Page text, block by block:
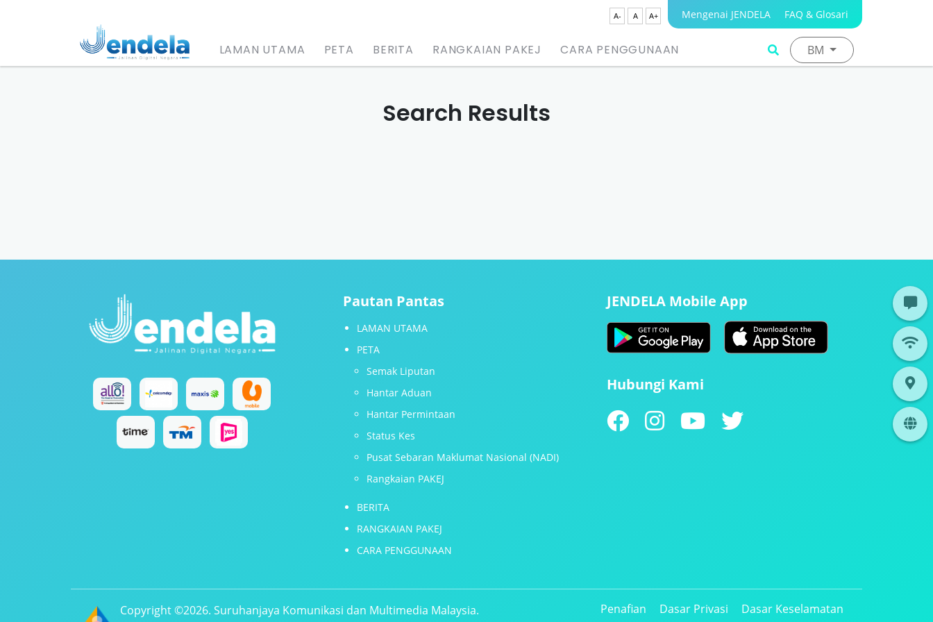
A- A A+ Mengenai JENDELA FAQ & Glosari
LAMAN UTAMA PETA BERITA RANGKAIAN PAKEJ CARA PENGGUNAAN BM
Search Results
Pautan Pantas
LAMAN UTAMA
PETA
Semak Liputan
Hantar Aduan
Hantar Permintaan
Status Kes
Pusat Sebaran Maklumat Nasional (NADI)
Rangkaian PAKEJ
BERITA
RANGKAIAN PAKEJ
CARA PENGGUNAAN
JENDELA Mobile App
Hubungi Kami
Copyright ©2026. Suruhanjaya Komunikasi dan Multimedia Malaysia. Penafian Dasar Privasi Dasar Keselamatan